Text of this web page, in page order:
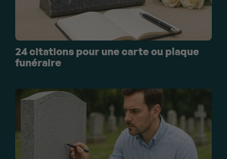
24 citations pour une carte ou plaque
funéraire